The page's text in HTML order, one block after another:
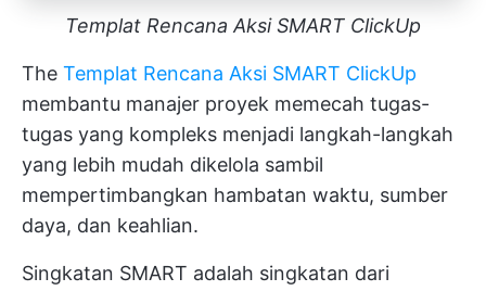
Templat Rencana Aksi SMART ClickUp
The Templat Rencana Aksi SMART ClickUp
membantu manajer proyek memecah tugas-
tugas yang kompleks menjadi langkah-langkah
yang lebih mudah dikelola sambil
mempertimbangkan hambatan waktu, sumber
daya, dan keahlian.
Singkatan SMART adalah singkatan dari